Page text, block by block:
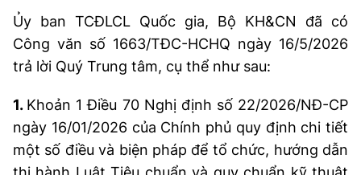
Ủy ban TCĐLCL Quốc gia, Bộ KH&CN đã có
Công văn số 1663/TĐC-HCHQ ngày 16/5/2026
trả lời Quý Trung tâm, cụ thể như sau:
1. Khoản 1 Điều 70 Nghị định số 22/2026/NĐ-CP
ngày 16/01/2026 của Chính phủ quy định chi tiết
một số điều và biện pháp để tổ chức, hướng dẫn